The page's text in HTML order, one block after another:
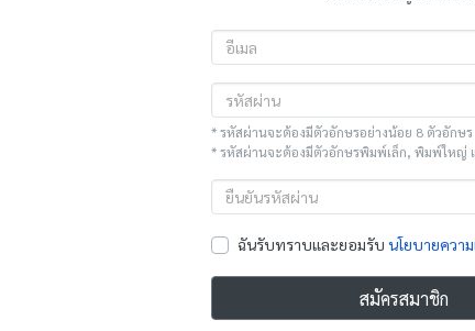
* รหัสผ่านจะต้องมีตัวอักษรอย่างน้อย 8 ตัวอักษร
* รหัสผ่านจะต้องมีตัวอักษรพิมพ์เล็ก, พิมพ์ใหญ่
ฉันรับทราบและยอมรับ นโยบายควา
สมัครสมาชิก